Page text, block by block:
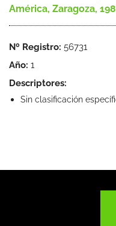
América, Zaragoza,
Nº Registro: 56731
Año: 1
Descriptores:
Sin clasificación